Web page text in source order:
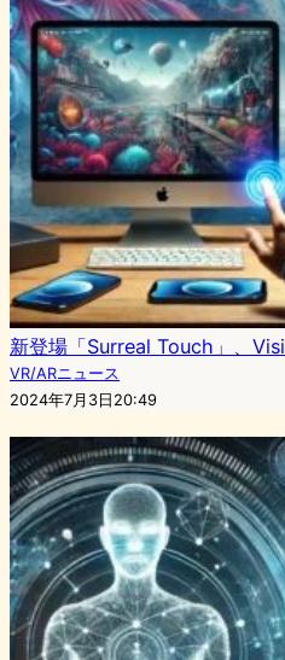
新登場「Surreal Touch」、
VR/ARニュース
2024年7月3日20:49